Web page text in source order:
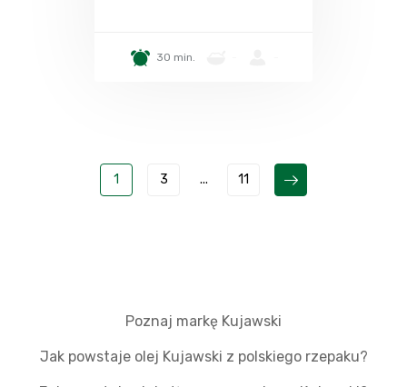
30 min.
1 3 ... 11
Poznaj markę Kujawski
Jak powstaje olej Kujawski z polskiego rzepaku?